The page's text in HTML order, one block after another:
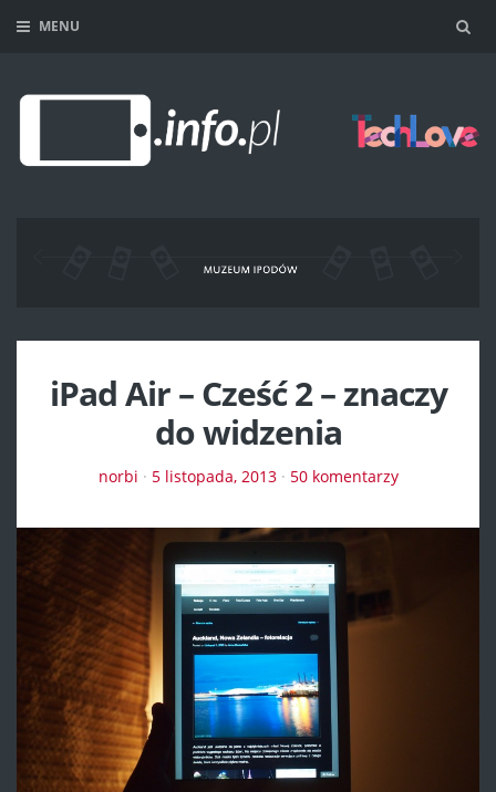
MENU
iPad Air – Cześć 2 – znaczy
do widzenia
norbi · 5 listopada, 2013· 50 komentarzy